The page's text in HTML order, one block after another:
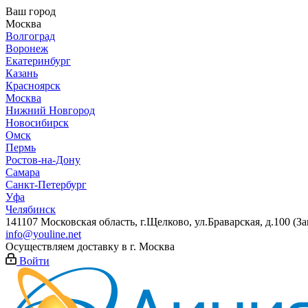
Ваш город
Москва
Волгоград
Воронеж
Екатеринбург
Казань
Красноярск
Москва
Нижний Новгород
Новосибирск
Омск
Пермь
Ростов-на-Дону
Самара
Санкт-Петербург
Уфа
Челябинск
141107 Московская область, г.Щелково, ул.Браварская, д.100
info@youline.net
Осуществляем доставку в г. Москва
Войти